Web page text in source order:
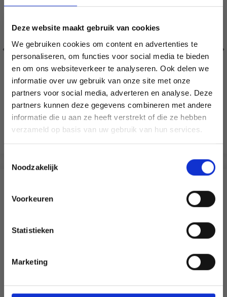
Deze website maakt gebruik van cookies
We gebruiken cookies om content en advertenties te
personaliseren, om functies voor social media te bieden
en om ons websiteverkeer te analyseren. Ook delen we
informatie over uw gebruik van onze site met onze
partners voor social media, adverteren en analyse. Deze
partners kunnen deze gegevens combineren met andere
informatie die u aan ze heeft verstrekt of die ze hebben
verzameld op basis van uw gebruik van hun services.
Noodzakelijk
Voorkeuren
Statistieken
Marketing
SCHEEPJES CATONA
100% Coton mercerisé
EUR 2.75
SCHEEPJES COLOUR
CRAFTER
100% Acrylique
Économisez jusqu'à 50 %
Soyez le premier à connaître nos soldes et
Wil je liever nieuws ontvangen over onze
Nederlands?